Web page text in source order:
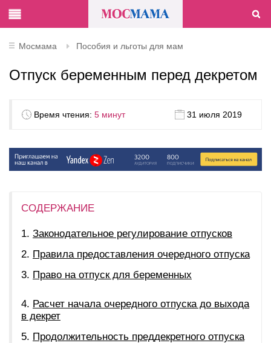
Мосмама Пособия и льготы для мам
Отпуск беременным перед декретом
Время чтения: 5 минут 31 июля 2019
СОДЕРЖАНИЕ
Законодательное регулирование отпусков
Правила предоставления очередного отпуска
Право на отпуск для беременных
Расчет начала очередного отпуска до выхода
в декрет
Продолжительность преддекретного отпуска